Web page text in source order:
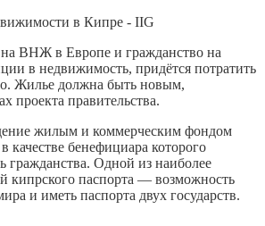
на ВНЖ в Европе и гражданство на
в недвижимость, придётся потратить
Жилье должна быть новым,
проекта правительства.
жилым и коммерческим фондом
качестве бенефициара которого
гражданства. Одной из наиболее
кипрского паспорта — возможность
и иметь паспорта двух государств.